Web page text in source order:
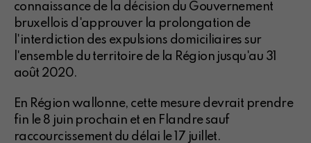
connaissance de la décision du Gouvernement
bruxellois d'approuver la prolongation de
l'interdiction des expulsions domiciliaires sur
l'ensemble du territoire de la Région jusqu'au 31
août 2020.
En Région wallonne, cette mesure devrait prendre
fin le 8 juin prochain et en Flandre sauf
raccourcissement du délai le 17 juillet.